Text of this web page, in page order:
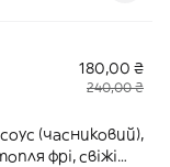
180,00 ₴
240,00 ₴
(часниковий),
фрі, свіжі